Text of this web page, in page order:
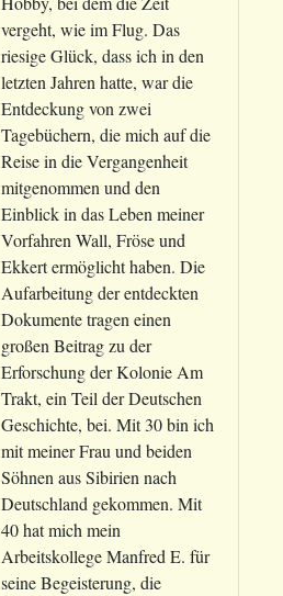
vergeht, wie im Flug. Das
riesige Glück, dass ich in den
letzten Jahren hatte, war die
Entdeckung von zwei
Tagebüchern, die mich auf die
Reise in die Vergangenheit
mitgenommen und den
Einblick in das Leben meiner
Vorfahren Wall, Fröse und
Ekkert ermöglicht haben. Die
Aufarbeitung der entdeckten
Dokumente tragen einen
großen Beitrag zu der
Erforschung der Kolonie Am
Trakt, ein Teil der Deutschen
Geschichte, bei. Mit 30 bin ich
mit meiner Frau und beiden
Söhnen aus Sibirien nach
Deutschland gekommen. Mit
40 hat mich mein
Arbeitskollege Manfred E. für
seine Begeisterung, die